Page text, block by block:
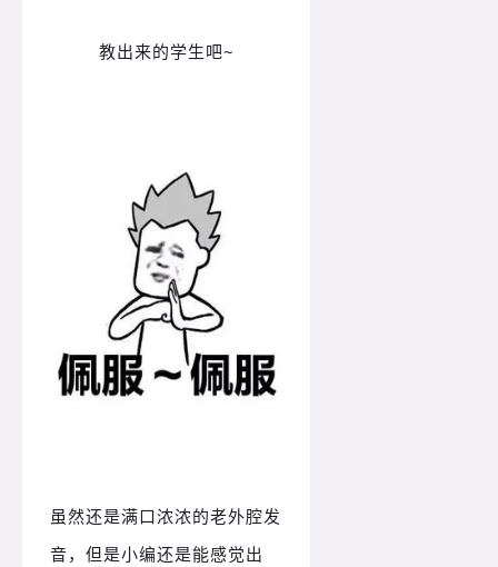
教出来的学生吧~
虽然还是满口浓浓的老外腔发
音，但是小编还是能感觉出